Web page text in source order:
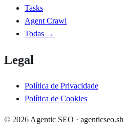
Tasks
Agent Crawl
Todas →
Legal
Política de Privacidade
Política de Cookies
© 2026Agentic SEO · agenticseo.sh